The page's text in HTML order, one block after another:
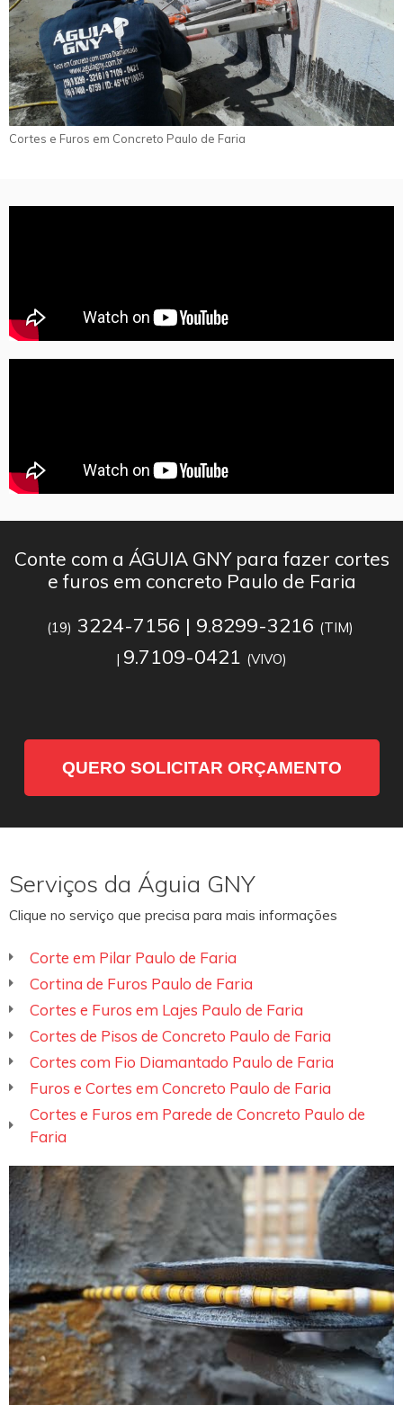
Cortes e Furos em Concreto Paulo de Faria
Conte com a ÁGUIA GNY para fazer cortes
e furos em concreto Paulo de Faria
(19) 3224-7156 | 9.8299-3216 (TIM)
| 9.7109-0421 (VIVO)
QUERO SOLICITAR ORÇAMENTO
Serviços da Águia GNY
Clique no serviço que precisa para mais informações
Corte em Pilar Paulo de Faria
Cortina de Furos Paulo de Faria
Cortes e Furos em Lajes Paulo de Faria
Cortes de Pisos de Concreto Paulo de Faria
Cortes com Fio Diamantado Paulo de Faria
Furos e Cortes em Concreto Paulo de Faria
Cortes e Furos em Parede de Concreto Paulo de
Faria